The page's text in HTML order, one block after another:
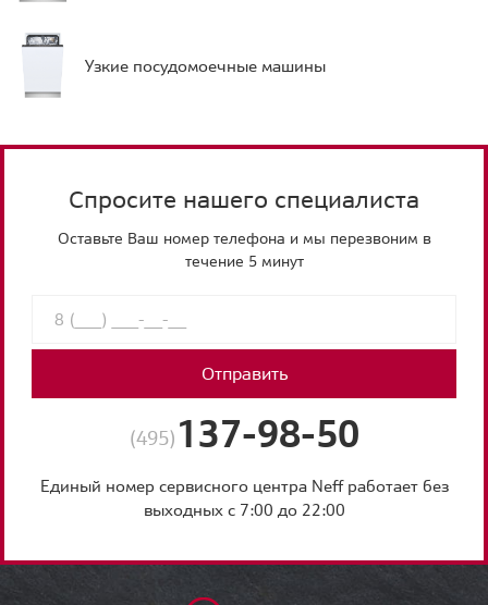
Узкие посудомоечные машины
Спросите нашего специалиста
Оставьте Ваш номер телефона и мы перезвоним в
течение 5 минут
Отправить
(495) 137-98-50
Единый номер сервисного центра Neff работает без
выходных с 7:00 до 22:00